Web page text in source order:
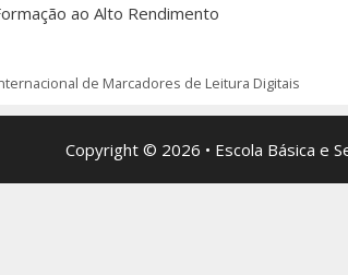
ao Alto Rendimento
de Marcadores de Leitura Digitais
Copyright © 2026 • Escola Básica e